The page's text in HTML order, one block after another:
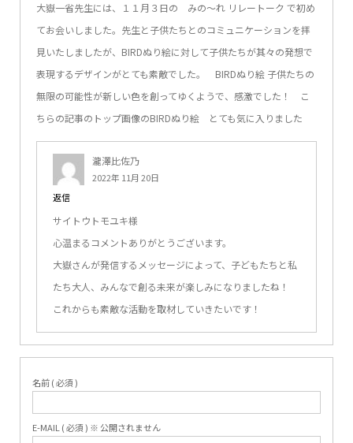
大嶽一省先生には、１１月３日の みの～れ リレートーク で初め
てお会いしました。先生と子供たちとのコミュニケーションを拝
見いたしましたが、BIRDぬり絵に対して子供たちが其々の発想で
表現するデザインがとても素敵でした。 BIRDぬり絵 子供たちの
無限の可能性が新しい色を創ってゆくようで、感激でした！ こ
ちらの記事のトップ画像のBIRDぬり絵 とても気に入りました
瀧澤比佐乃
2022年 11月 20日
返信
サイトウトモユキ様
心温まるコメントありがとうございます。
大嶽さんが発信するメッセージによって、子どもたちと私
たち大人、みんなで創る未来が楽しみになりましたね！
これからも素敵な活動を取材していきたいです！
名前 ( 必須 )
E-MAIL ( 必須 ) ※ 公開されません